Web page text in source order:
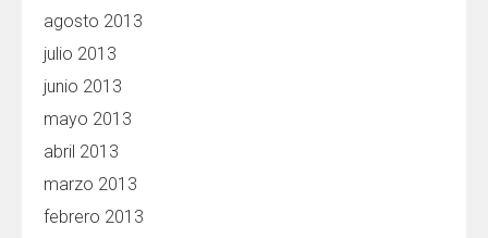
agosto 2013
julio 2013
junio 2013
mayo 2013
abril 2013
marzo 2013
febrero 2013